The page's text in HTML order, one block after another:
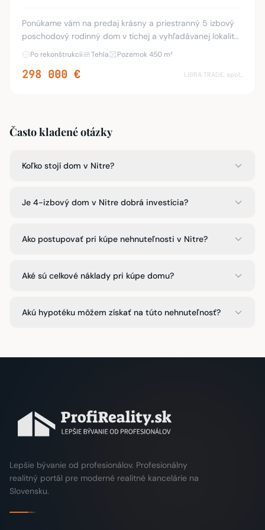
Ponúkame vám na predaj krásny a priestranný 5 izbový
poschodový rodinný dom v tichej a vyhľadávanej lokalite
Komárna. Ideálny pre rodinu, ktorá hľadá pokojné bývanie
Po rekonštrukcii Tehla Pozemok 450 m²
298 000 € LIBRA TRADE, spol.s.r.o.
Často kladené otázky
Koľko stojí dom v Nitre?
Je 4-izbový dom v Nitre dobrá investícia?
Ako postupovať pri kúpe nehnuteľnosti v Nitre?
Aké sú celkové náklady pri kúpe domu?
Akú hypotéku môžem získať na túto nehnuteľnosť?
Lepšie bývanie od profesionálov. Profesionálny
realitný portál pre moderné realitné kancelárie na
Slovensku.